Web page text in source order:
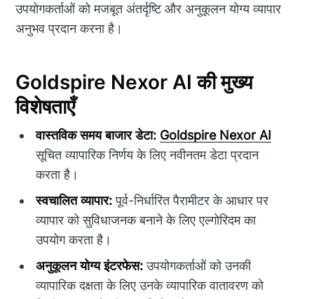
उपयोगकर्ताओं को मजबूत अंतर्दृष्टि और अनुकूलन योग्य व्यापार
अनुभव प्रदान करना है।
Goldspire Nexor AI की मुख्य
विशेषताएँ
वास्तविक समय बाजार डेटा: Goldspire Nexor AI
सूचित व्यापारिक निर्णय के लिए नवीनतम डेटा प्रदान
करता है।
स्वचालित व्यापार:पूर्व-निर्धारित पैरामीटर के आधार पर
व्यापार को सुविधाजनक बनाने के लिए एल्गोरिदम का
उपयोग करता है।
अनुकूलन योग्य इंटरफेस:उपयोगकर्ताओं को उनकी
व्यापारिक दक्षता के लिए उनके व्यापारिक वातावरण को